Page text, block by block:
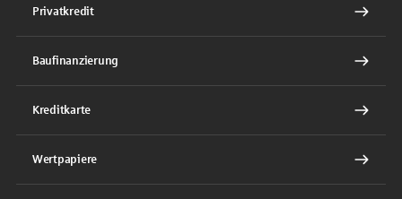
Privatkredit
Baufinanzierung
Kreditkarte
Wertpapiere